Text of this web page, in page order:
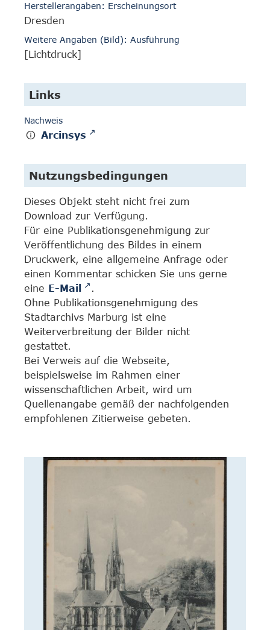
Herstellerangaben: Erscheinungsort
Dresden
Weitere Angaben (Bild): Ausführung
[Lichtdruck]
Links
Nachweis
Arcinsys
Nutzungsbedingungen
Dieses Objekt steht nicht frei zum
Download zur Verfügung.
Für eine Publikationsgenehmigung zur
Veröffentlichung des Bildes in einem
Druckwerk, eine allgemeine Anfrage oder
einen Kommentar schicken Sie uns gerne
eine E-Mail
.
Ohne Publikationsgenehmigung des
Stadtarchivs Marburg ist eine
Weiterverbreitung der Bilder nicht
gestattet.
Bei Verweis auf die Webseite,
beispielsweise im Rahmen einer
wissenschaftlichen Arbeit, wird um
Quellenangabe gemäß der nachfolgenden
empfohlenen Zitierweise gebeten.